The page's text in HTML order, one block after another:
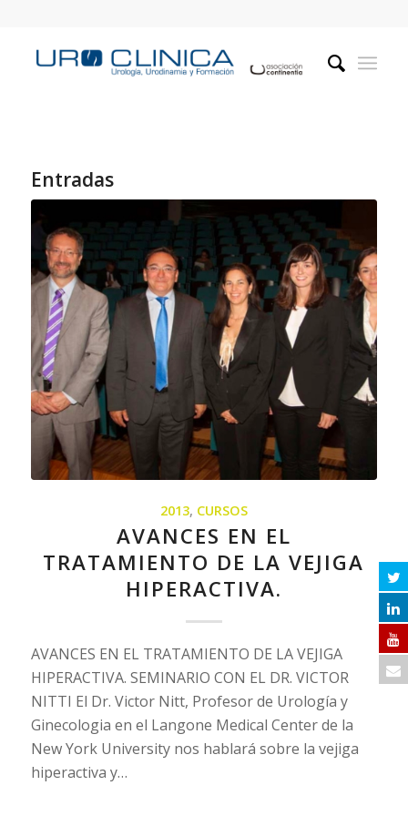
Entradas
2013, CURSOS
AVANCES EN EL
TRATAMIENTO DE LA VEJIGA
HIPERACTIVA.
AVANCES EN EL TRATAMIENTO DE LA VEJIGA
HIPERACTIVA. SEMINARIO CON EL DR. VICTOR
NITTI El Dr. Victor Nitt, Profesor de Urología y
Ginecologia en el Langone Medical Center de la
New York University nos hablará sobre la vejiga
hiperactiva y…